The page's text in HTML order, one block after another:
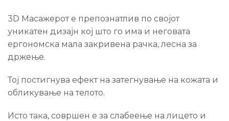
3D Масажерот е препознатлив по својот
уникатен дизајн кој што го има и неговата
ергономска мала закривена рачка, лесна за
држење.
Тој постигнува ефект на затегнување на кожата и
обликување на телото.
Исто така, совршен е за слабеење на лицето и